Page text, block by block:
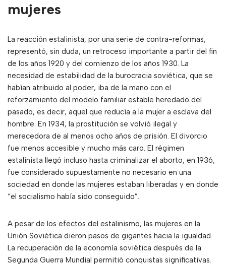
mujeres
La reacción estalinista, por una serie de contra-reformas,
representó, sin duda, un retroceso importante a partir del fin
de los años 1920 y del comienzo de los años 1930. La
necesidad de estabilidad de la burocracia soviética, que se
habían atribuido al poder, iba de la mano con el
reforzamiento del modelo familiar estable heredado del
pasado, es decir, aquel que reducía a la mujer a esclava del
hombre. En 1934, la prostitución se volvió ilegal y
merecedora de al menos ocho años de prisión. El divorcio
fue menos accesible y mucho más caro. El régimen
estalinista llegó incluso hasta criminalizar el aborto, en 1936,
fue considerado supuestamente no necesario en una
sociedad en donde las mujeres estaban liberadas y en donde
“el socialismo había sido conseguido”.
A pesar de los efectos del estalinismo, las mujeres en la
Unión Soviética dieron pasos de gigantes hacia la igualdad.
La recuperación de la economía soviética después de la
Segunda Guerra Mundial permitió conquistas significativas.